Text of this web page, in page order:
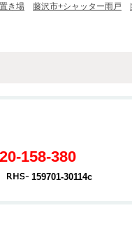
き場 藤沢市+シャッター雨戸
158-380
159701-30114c